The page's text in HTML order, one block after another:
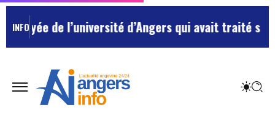
INFOde l’université d’Angers qui avait traité ses